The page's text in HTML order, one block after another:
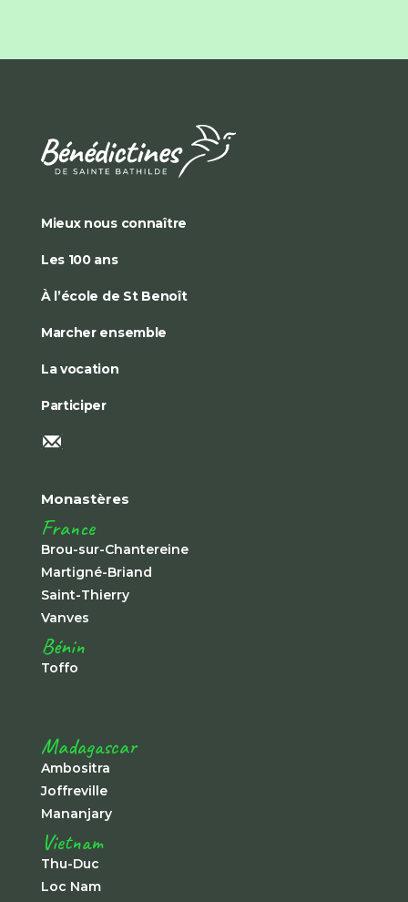
Mieux nous connaître
Les 100 ans
À l’école de St Benoît
Marcher ensemble
La vocation
Participer
Monastères
France
Brou-sur-Chantereine
Martigné-Briand
Saint-Thierry
Vanves
Bénin
Toffo
Madagascar
Ambositra
Joffreville
Mananjary
Vietnam
Thu-Duc
Loc Nam